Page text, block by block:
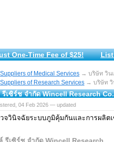
One-Time Fee of $25! List
Suppliers of Medical Services → บริษัท วิน
Suppliers of Research Services → บริษัท วิ
เซิร์ช จำกัด Wincell Research
04 Feb 2026 — updated
วจวินิจฉัยระบบภูมิคุ้มกันและการผลิ